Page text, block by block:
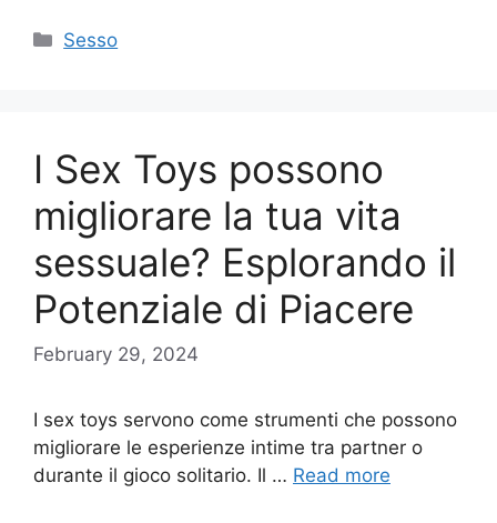
Categories
Sesso
I Sex Toys possono
migliorare la tua vita
sessuale? Esplorando il
Potenziale di Piacere
February 29, 2024
I sex toys servono come strumenti che possono
migliorare le esperienze intime tra partner o
durante il gioco solitario. Il … Read more